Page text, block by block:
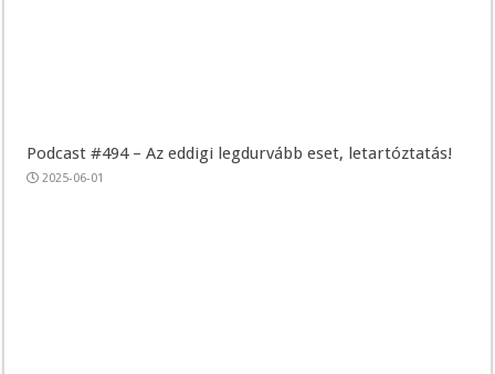
Podcast #494 – Az eddigi legdurvább eset, letartóztatás!
2025-06-01